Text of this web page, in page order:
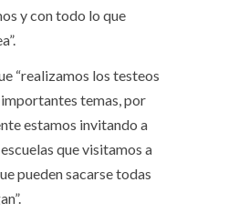
y con todo lo que
“realizamos los testeos
temas, por
estamos invitando a
que visitamos a
pueden sacarse todas